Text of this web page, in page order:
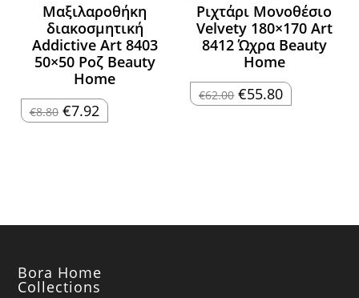
Μαξιλαροθήκη
διακοσμητική
Addictive Art 8403
50×50 Ροζ Beauty
Home
€8.80 Original
price
€7.92Η
τρέχουσα
Ριχτάρι Μονοθέσιο
Velvety 180×170 Art
8412 Ώχρα Beauty
Home
€62.00 Original
price
€55.80Η
τρέχουσα
Bora Home
Collections